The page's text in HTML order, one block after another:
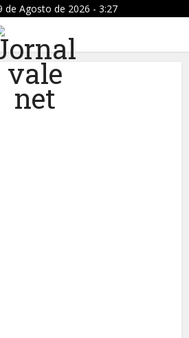
de Agosto de 2026 - 3:27